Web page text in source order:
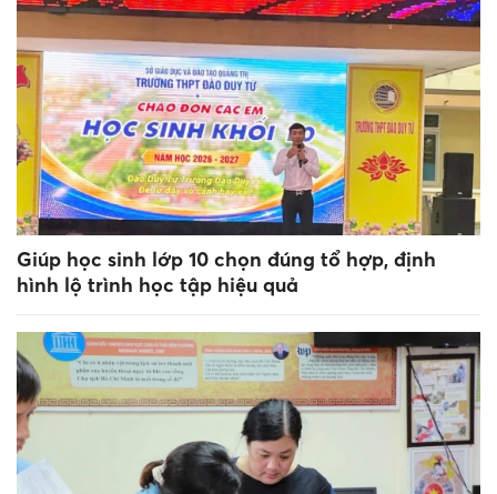
Giúp học sinh lớp 10 chọn đúng tổ hợp, định
hình lộ trình học tập hiệu quả